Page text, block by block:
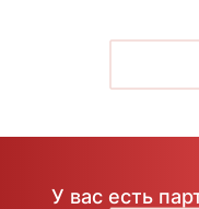
У вас есть